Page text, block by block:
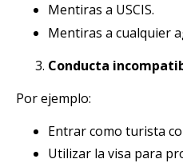
Mentiras a USCIS.
Mentiras a cualquier
Conducta
Por ejemplo:
Entrar como turista
Utilizar la visa para